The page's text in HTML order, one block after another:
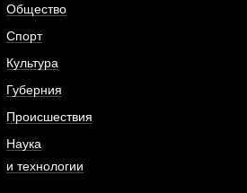
Общество
Спорт
Культура
Губерния
Происшествия
Наука
и технологии